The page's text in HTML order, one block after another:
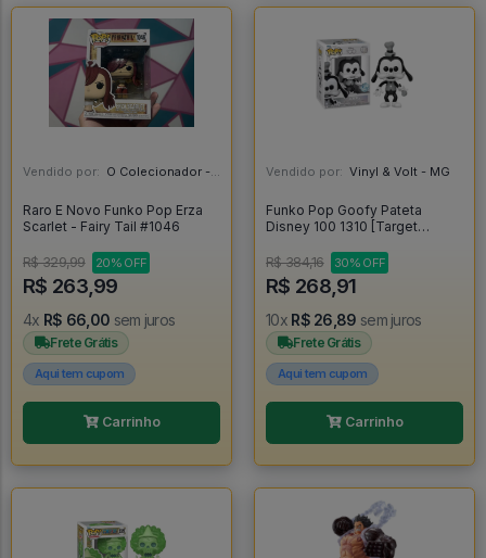
Vendido por: O Colecionador - SP
Raro E Novo Funko Pop Erza
Scarlet - Fairy Tail #1046
R$ 329,99 20% OFF
R$ 263,99
4x R$ 66,00 sem juros
Frete Grátis
Aqui tem cupom
Carrinho
Vendido por: Vinyl & Volt - MG
Funko Pop Goofy Pateta
Disney 100 1310 [Target
R$ 384,16
30% OFF
R$ 268,91
10x R$ 26,89 sem juros
Frete Grátis
Aqui tem cupom
Carrinho